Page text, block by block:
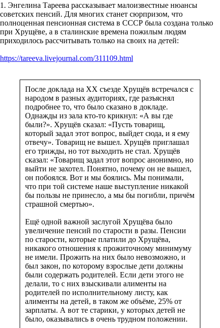
1. Энгелина Тареева рассказывает малоизвестные нюансы
советских пенсий. Для многих станет сюрпризом, что
полноценная пенсионная система в СССР была создана только
при Хрущёве, а в сталинские времена пожилым людям
приходилось рассчитывать только на своих на детей:
https://tareeva.livejournal.com/311109.html
После доклада на ХХ съезде Хрущёв встречался с
народом в разных аудиториях, где разъяснял
подробнее то, что было сказано в докладе.
Однажды из зала кто-то крикнул: «А вы где
были?». Хрущёв сказал: «Пусть товарищ,
который задал этот вопрос, выйдет сюда, и я ему
отвечу». Товарищ не вышел. Хрущёв приглашал
его трижды, но тот выходить не стал. Хрущёв
сказал: «Товарищ задал этот вопрос анонимно, но
выйти не захотел. Понятно, почему он не вышел,
он побоялся. Вот и мы боялись. Мы понимали,
что при той системе наше выступление никакой
бы пользы не принесло, а мы бы погибли, причём
страшной смертью».
Ещё одной важной заслугой Хрущёва было
увеличение пенсий по старости в разы. Пенсии
по старости, которые платили до Хрущёва,
никакого отношения к прожиточному минимуму
не имели. Прожить на них было невозможно, и
был закон, по которому взрослые дети должны
были содержать родителей. Если дети этого не
делали, то с них взыскивали алименты на
родителей по исполнительному листу, как
алименты на детей, в таком же объёме, 25% от
зарплаты. А вот те старики, у которых детей не
было, оказывались в очень трудном положении.